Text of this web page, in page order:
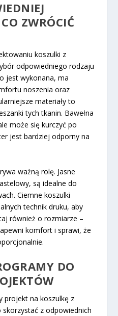
ZWRÓCIĆ
koszulki z
odpowiedniego rodzaju
jest wykonana, ma
noszenia oraz
materiały to
tych tkanin. Bawełna
może się kurczyć po
jest bardziej odporny na
ważną rolę. Jasne
są idealne do
Ciemne koszulki
technik druku, aby
również o rozmiarze –
komfort i sprawi, że
DO
projekt na koszulkę z
z odpowiednich